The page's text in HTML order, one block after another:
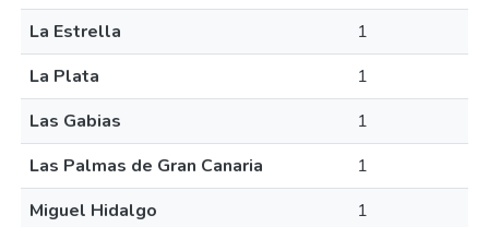
La Estrella
1
La Plata
1
Las Gabias
1
Las Palmas de Gran Canaria
1
Miguel Hidalgo
1